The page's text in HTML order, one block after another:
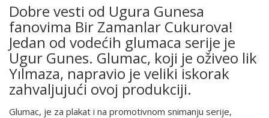
Dobre vesti od Ugura Gunesa
fanovima Bir Zamanlar Cukurova!
Jedan od vodećih glumaca serije je
Ugur Gunes. Glumac, koji je oživeo lik
Yılmaza, napravio je veliki iskorak
zahvaljujući ovoj produkciji.
Glumac, je za plakat i na promotivnom snimanju serije,